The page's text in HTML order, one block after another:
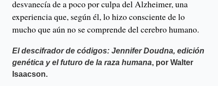
desvanecía de a poco por culpa del Alzheimer, una
experiencia que, según él, lo hizo consciente de lo
mucho que aún no se comprende del cerebro humano.
El descifrador de códigos: Jennifer Doudna, edición
genética y el futuro de la raza humana, por Walter
Isaacson.